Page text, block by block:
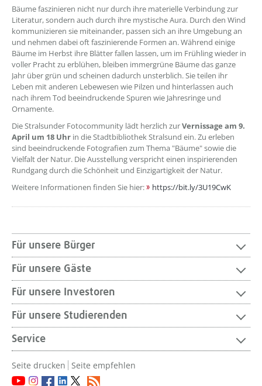
Bäume faszinieren nicht nur durch ihre materielle Verbindung zur
Literatur, sondern auch durch ihre mystische Aura. Durch den Wind
kommunizieren sie miteinander, passen sich an ihre Umgebung an
und nehmen dabei oft faszinierende Formen an. Während einige
Bäume im Herbst ihre Blätter fallen lassen, um im Frühling wieder in
voller Pracht zu erblühen, bleiben immergrüne Bäume das ganze
Jahr über grün und scheinen dadurch unsterblich. Sie teilen ihr
Leben mit anderen Lebewesen wie Pilzen und hinterlassen auch
nach ihrem Tod beeindruckende Spuren wie Jahresringe und
Ornamente.
Die Stralsunder Fotocommunity lädt herzlich zurVernissage am 9.
April um 18 Uhr in die Stadtbibliothek Stralsund ein. Zu erleben
sind beeindruckende Fotografien zum Thema "Bäume" sowie die
Vielfalt der Natur. Die Ausstellung verspricht einen inspirierenden
Rundgang durch die Schönheit und Einzigartigkeit der Natur.
Weitere Informationen finden Sie hier:
https://bit.ly/3U19CwK
Für unsere Bürger
Für unsere Gäste
Für unsere Investoren
Für unsere Studierenden
Service
Seite drucken Seite empfehlen